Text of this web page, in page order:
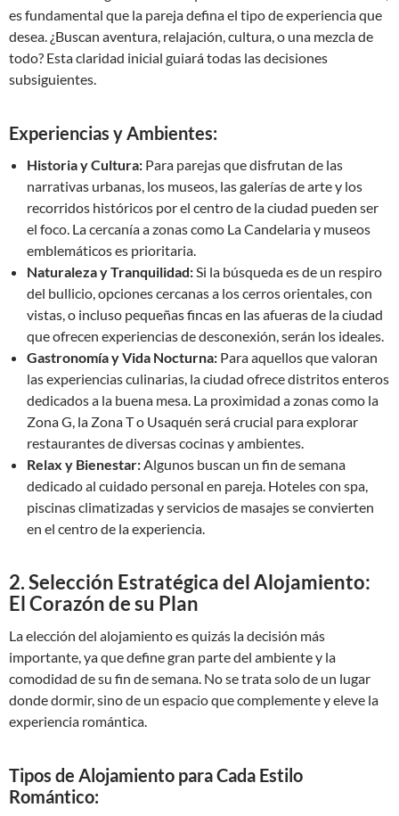
es fundamental que la pareja defina el tipo de experiencia que
desea. ¿Buscan aventura, relajación, cultura, o una mezcla de
todo? Esta claridad inicial guiará todas las decisiones
subsiguientes.
Experiencias y Ambientes:
Historia y Cultura: Para parejas que disfrutan de las
narrativas urbanas, los museos, las galerías de arte y los
recorridos históricos por el centro de la ciudad pueden ser
el foco. La cercanía a zonas como La Candelaria y museos
emblemáticos es prioritaria.
Naturaleza y Tranquilidad:Si la búsqueda es de un respiro
del bullicio, opciones cercanas a los cerros orientales, con
vistas, o incluso pequeñas fincas en las afueras de la ciudad
que ofrecen experiencias de desconexión, serán los ideales.
Gastronomía y Vida Nocturna: Para aquellos que valoran
las experiencias culinarias, la ciudad ofrece distritos enteros
dedicados a la buena mesa. La proximidad a zonas como la
Zona G, la Zona T o Usaquén será crucial para explorar
restaurantes de diversas cocinas y ambientes.
Relax y Bienestar:Algunos buscan un fin de semana
dedicado al cuidado personal en pareja. Hoteles con spa,
piscinas climatizadas y servicios de masajes se convierten
en el centro de la experiencia.
2. Selección Estratégica del Alojamiento:
El Corazón de su Plan
La elección del alojamiento es quizás la decisión más
importante, ya que define gran parte del ambiente y la
comodidad de su fin de semana. No se trata solo de un lugar
donde dormir, sino de un espacio que complemente y eleve la
experiencia romántica.
Tipos de Alojamiento para Cada Estilo
Romántico: